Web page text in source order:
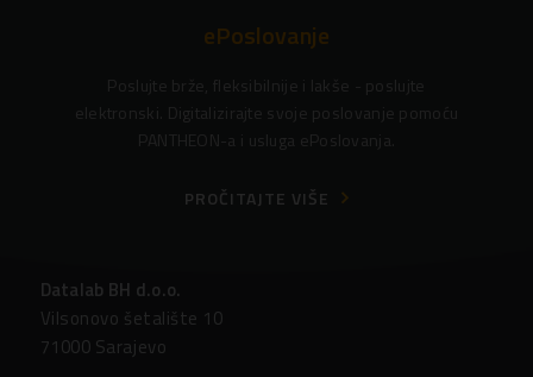
ePoslovanje
Poslujte brže, fleksibilnije i lakše - poslujte
elektronski. Digitalizirajte svoje poslovanje pomoću
PANTHEON-a i usluga ePoslovanja.
PROČITAJTE VIŠE
Datalab BH d.o.o.
Vilsonovo šetalište 10
71000 Sarajevo